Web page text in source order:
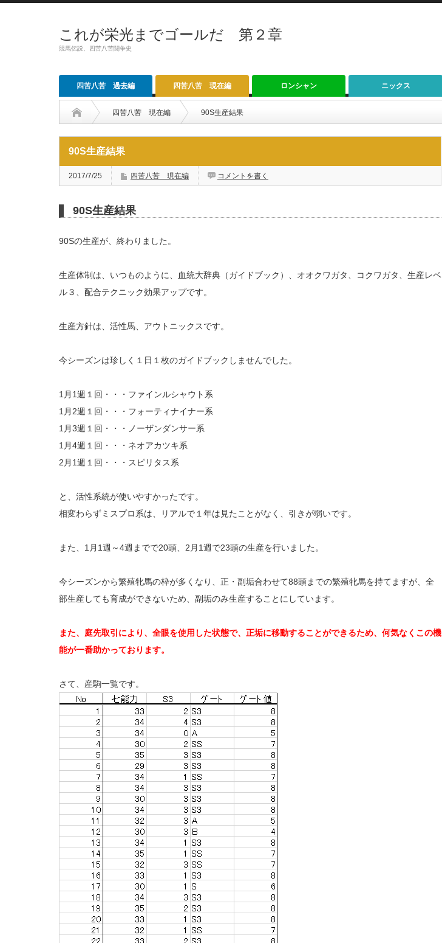
これが栄光までゴールだ 第２章
競馬伝説、四苦八苦闘争史
四苦八苦 過去編 四苦八苦 現在編 ロンシャン ニックス
四苦八苦 現在編 90S生産結果
90S生産結果
2017/7/25 四苦八苦 現在編 コメントを書く
90S生産結果
90Sの生産が、終わりました。
生産体制は、いつものように、血統大辞典（ガイドブック）、オオクワガタ、コクワガタ、生産レベ
ル３、配合テクニック効果アップです。
生産方針は、活性馬、アウトニックスです。
今シーズンは珍しく１日１枚のガイドブックしませんでした。
1月1週１回・・・ファインルシャウト系
1月2週１回・・・フォーティナイナー系
1月3週１回・・・ノーザンダンサー系
1月4週１回・・・ネオアカツキ系
2月1週１回・・・スピリタス系
と、活性系統が使いやすかったです。
相変わらずミスプロ系は、リアルで１年は見たことがなく、引きが弱いです。
また、1月1週～4週までで20頭、2月1週で23頭の生産を行いました。
今シーズンから繁殖牝馬の枠が多くなり、正・副垢合わせて88頭までの繁殖牝馬を持てますが、全
部生産しても育成ができないため、副垢のみ生産することにしています。
また、庭先取引により、全眼を使用した状態で、正垢に移動することができるため、何気なくこの機
能が一番助かっております。
さて、産駒一覧です。